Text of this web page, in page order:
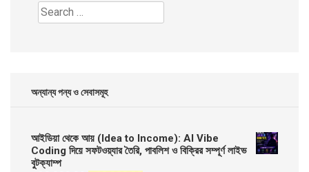
Search
for:
অন্যান্য পন্য ও সেবাসমূহ
আইডিয়া থেকে আয় (Idea to Income): AI Vibe
Coding দিয়ে সফটওয়্যার তৈরি, পাবলিশ ও বিক্রির সম্পূর্ণ লাইভ
বুটক্যাম্প